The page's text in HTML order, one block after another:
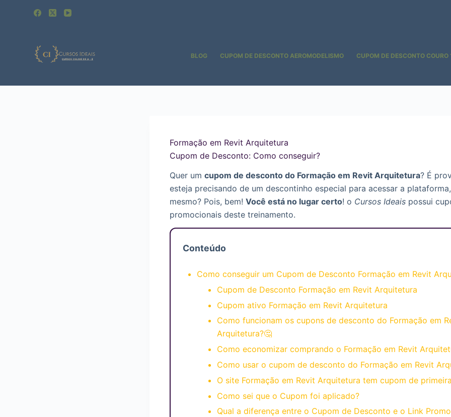
BLOG CUPOM DE DESCONTO AEROMODELISMO CUPOM DE DESCONTO COURO
Formação em Revit Arquitetura
Cupom de Desconto: Como conseguir?
Quer um cupom de desconto do Formação em Revit Arquitetura? É
esteja precisando de um descontinho especial para acessar a
mesmo? Pois, bem! Você está no lugar certo! o Cursos Ideais possui
promocionais deste treinamento.
Conteúdo
Como conseguir um Cupom de Desconto Formação em Revit
Cupom de Desconto Formação em Revit Arquitetura
Cupom ativo Formação em Revit Arquitetura
Como funcionam os cupons de desconto do Formação em
Arquitetura?🤔
Como economizar comprando o Formação em Revit
Como usar o cupom de desconto do Formação em Revit
O site Formação em Revit Arquitetura tem cupom de
Como sei que o Cupom foi aplicado?
Qual a diferença entre o Cupom de Desconto e o Link